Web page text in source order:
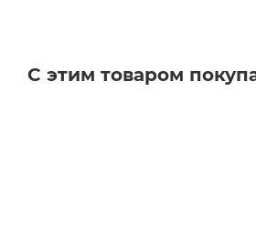
С этим товаром